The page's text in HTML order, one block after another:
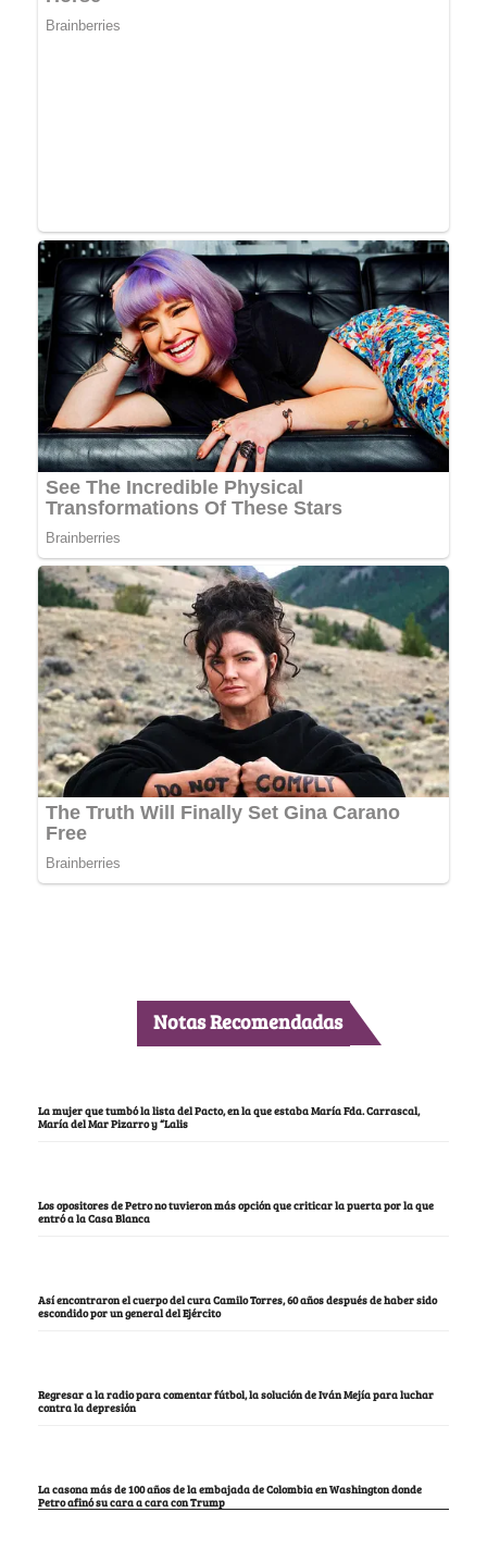
Notas Recomendadas
La mujer que tumbó la lista del Pacto, en la que estaba María Fda. Carrascal,
María del Mar Pizarro y “Lalis
Los opositores de Petro no tuvieron más opción que criticar la puerta por la que
entró a la Casa Blanca
Así encontraron el cuerpo del cura Camilo Torres, 60 años después de haber sido
escondido por un general del Ejército
Regresar a la radio para comentar fútbol, la solución de Iván Mejía para luchar
contra la depresión
La casona más de 100 años de la embajada de Colombia en Washington donde
Petro afinó su cara a cara con Trump